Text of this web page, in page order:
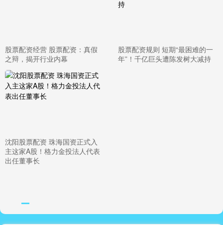
股票配资经营 股票配资：真假
之辩，揭开行业内幕
股票配资规则 短期“最困难的一
年”！千亿巨头遭陈发树大减持
沈阳股票配资 珠海国资正式入
主这家A股！格力金投法人代表
出任董事长